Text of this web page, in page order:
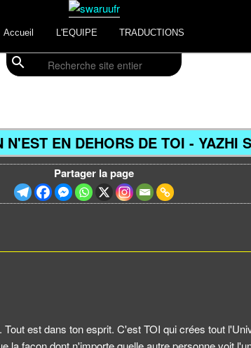
search
Accueil L'EQUIPE TRADUCTIONS
N'EST EN DEHORS DE TOI - YAZHI
Partager la page
est dans ton esprit. C'est TOI qui crées tout